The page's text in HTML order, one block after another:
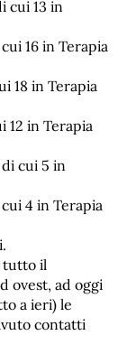
cui 13 in
16 in Terapia
18 in Terapia
12 in Terapia
cui 5 in
4 in Terapia
tutto il
ovest, ad oggi
a ieri) le
contatti